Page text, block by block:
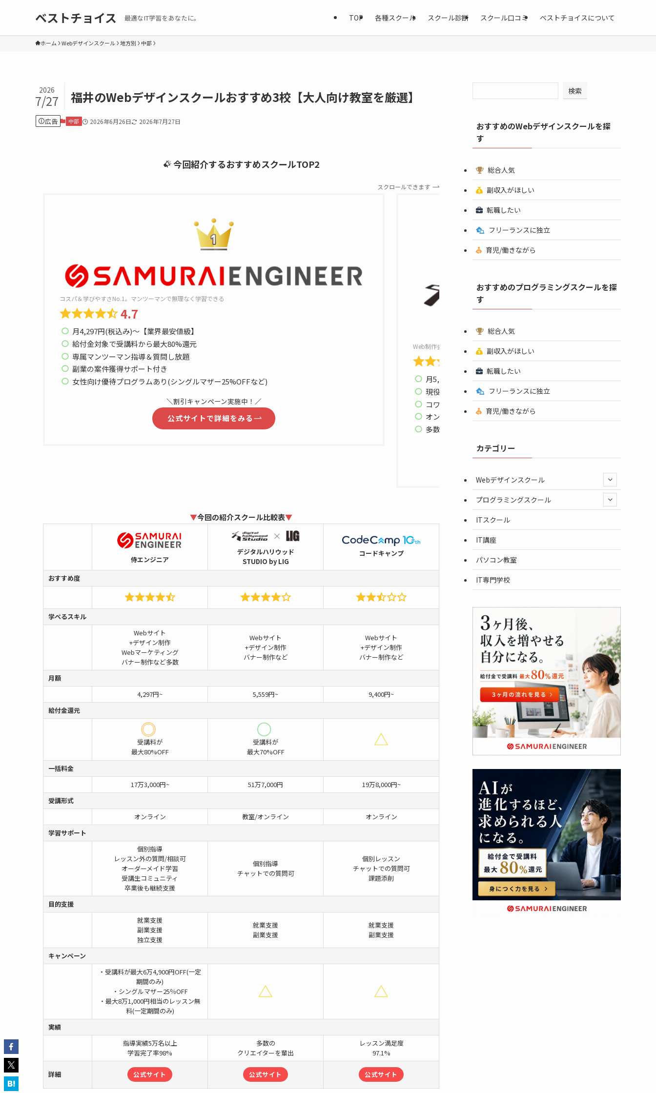
ベストチョイス 最適なIT学習をあなたに。 TOP 各種スクール スクール診断 スクール口コミ ベストチョイスについて
ホーム Webデザインスクール 地方別 中部
福井のWebデザインスクールおすすめ3校【大人向け教室を厳選】
2026
7/27
広告 中部 2026年6月26日 2026年7月27日
今回紹介するおすすめスクールTOP2
スクロールできます
コスパ＆学びやすさNo.1。マンツーマンで無理なく学習できる
4.7
月4,297円(税込み)〜【業界最安値級】
給付金対象で受講料から最大80%還元
専属マンツーマン指導＆質問し放題
副業の案件獲得サポート付き
女性向け優待プログラムあり(シングルマザー25%OFFなど)
＼割引キャンペーン実施中！ ／
公式サイトで詳細をみる
Web制作会社とデザイン専門学校の共同運営スクール
4.3
月5,559円(税込み)〜
現役クリエイター/Webデザイナーが指導
コワーキングスペースの無料利用
オンライン・通学を併用できる
多数のクリエイターを輩出
公式サイトで詳細をみる
▼今回の紹介スクール比較表▼
侍エンジニア
デジタルハリウッド
STUDIO by LIG
コードキャンプ
おすすめ度
学べるスキル
Webサイト
+デザイン制作
Webマーケティング
バナー制作など多数
Webサイト
+デザイン制作
バナー制作など
Webサイト
+デザイン制作
バナー制作など
月額
4,297円~
5,559円~
9,400円~
給付金還元
受講料が
最大80%OFF
受講料が
最大70%OFF
一括料金
17万3,000円~
51万7,000円
19万8,000円~
受講形式
オンライン
教室/オンライン
オンライン
学習サポート
個別指導
レッスン外の質問/相談可
オーダーメイド学習
受講生コミュニティ
卒業後も継続支援
個別指導
チャットでの質問可
個別レッスン
チャットでの質問可
課題添削
目的支援
就業支援
副業支援
独立支援
就業支援
副業支援
就業支援
副業支援
キャンペーン
・受講料が最大6万4,900円OFF(一定
期間のみ)
・シングルマザー25％OFF
・最大8万1,000円相当のレッスン無
料(一定期間のみ)
実績
指導実績5万名以上
学習完了率98%
多数の
クリエイターを輩出
レッスン満足度
97.1%
詳細 公式サイト 公式サイト 公式サイト
検索
おすすめのWebデザインスクールを探
す
総合人気
副収入がほしい
転職したい
フリーランスに独立
育児/働きながら
おすすめのプログラミングスクールを探
す
総合人気
副収入がほしい
転職したい
フリーランスに独立
育児/働きながら
カテゴリー
Webデザインスクール
プログラミングスクール
ITスクール
IT講座
パソコン教室
IT専門学校